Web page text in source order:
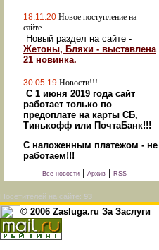
18.11.20 Новое поступление на
сайте...
Новый раздел на сайте -
Жетоны, Бляхи - выставлена
21 новинка.
30.05.19 Новости!!!
С 1 июня 2019 года сайт
работает только по
предоплате на карты СБ,
Тинькофф или ПочтаБанк!!!
С наложенным платежом - не
работаем!!!
Все новости Архив RSS
Посетителей на сайте: 93
© 2006 Zasluga.ru За Заслуги